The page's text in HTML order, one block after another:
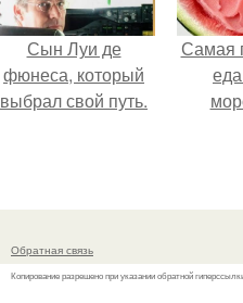
Сын Луи де
фюнеса, который
выбрал свой путь.
Самая
Обратная связь
Копирование разрешено при указании обратной